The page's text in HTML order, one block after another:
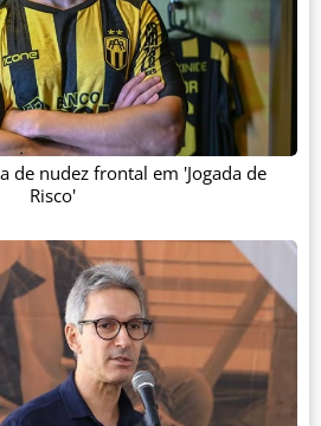
de nudez frontal em 'Jogada de
Risco'